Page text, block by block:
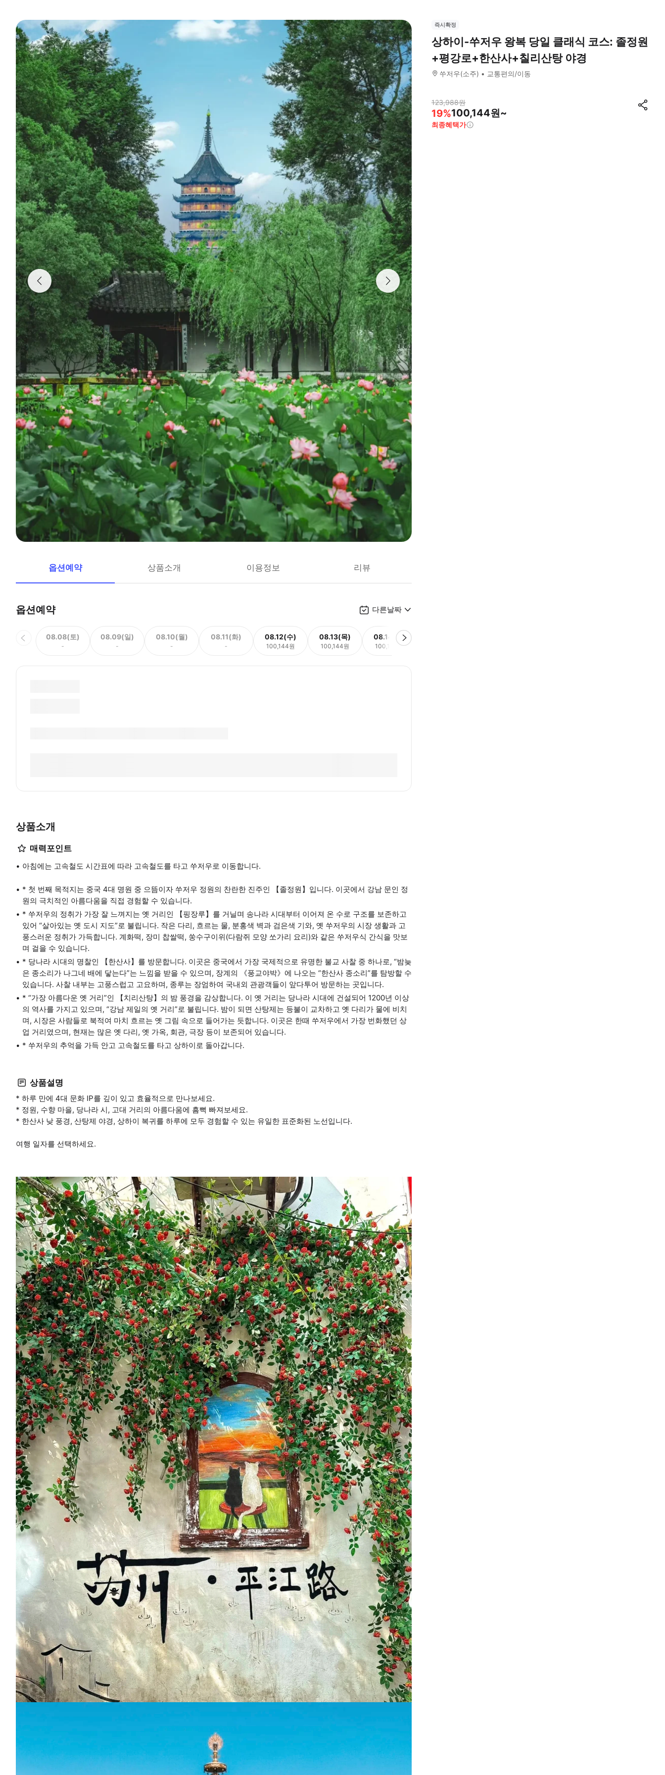
옵션예약 상품소개 이용정보 리뷰
옵션예약 다른날짜
08.08(토)
-
08.09(일)
-
08.10(월)
-
08.11(화)
-
08.12(수)
100,144원
08.13(목)
100,144원
08.14(금)
100,144원
상품소개
매력포인트
아침에는 고속철도 시간표에 따라 고속철도를 타고 쑤저우로 이동합니다.
* 첫 번째 목적지는 중국 4대 명원 중 으뜸이자 쑤저우 정원의 찬란한 진주인 【졸정원】입니다. 이곳에서 강남 문인 정
원의 극치적인 아름다움을 직접 경험할 수 있습니다.
* 쑤저우의 정취가 가장 잘 느껴지는 옛 거리인 【핑장루】를 거닐며 송나라 시대부터 이어져 온 수로 구조를 보존하고
있어 “살아있는 옛 도시 지도”로 불립니다. 작은 다리, 흐르는 물, 분홍색 벽과 검은색 기와, 옛 쑤저우의 시장 생활과 고
풍스러운 정취가 가득합니다. 계화떡, 장미 찹쌀떡, 쑹수구이위(다람쥐 모양 쏘가리 요리)와 같은 쑤저우식 간식을 맛보
며 걸을 수 있습니다.
* 당나라 시대의 명찰인 【한산사】를 방문합니다. 이곳은 중국에서 가장 국제적으로 유명한 불교 사찰 중 하나로, “밤늦
은 종소리가 나그네 배에 닿는다”는 느낌을 받을 수 있으며, 장계의 《풍교야박》에 나오는 “한산사 종소리”를 탐방할 수
있습니다. 사찰 내부는 고풍스럽고 고요하며, 종루는 장엄하여 국내외 관광객들이 앞다투어 방문하는 곳입니다.
* “가장 아름다운 옛 거리”인 【치리산탕】의 밤 풍경을 감상합니다. 이 옛 거리는 당나라 시대에 건설되어 1200년 이상
의 역사를 가지고 있으며, “강남 제일의 옛 거리”로 불립니다. 밤이 되면 산탕제는 등불이 교차하고 옛 다리가 물에 비치
며, 시장은 사람들로 북적여 마치 흐르는 옛 그림 속으로 들어가는 듯합니다. 이곳은 한때 쑤저우에서 가장 번화했던 상
업 거리였으며, 현재는 많은 옛 다리, 옛 가옥, 회관, 극장 등이 보존되어 있습니다.
* 쑤저우의 추억을 가득 안고 고속철도를 타고 상하이로 돌아갑니다.
상품설명
* 하루 만에 4대 문화 IP를 깊이 있고 효율적으로 만나보세요.
* 정원, 수향 마을, 당나라 시, 고대 거리의 아름다움에 흠뻑 빠져보세요.
* 한산사 낮 풍경, 산탕제 야경, 상하이 복귀를 하루에 모두 경험할 수 있는 유일한 표준화된 노선입니다.
여행 일자를 선택하세요.
즉시확정
상하이-쑤저우 왕복 당일 클래식 코스: 졸정원
+평강로+한산사+칠리산탕 야경
쑤저우(소주) 교통편의/이동
123,988원
19%100,144원~
최종혜택가